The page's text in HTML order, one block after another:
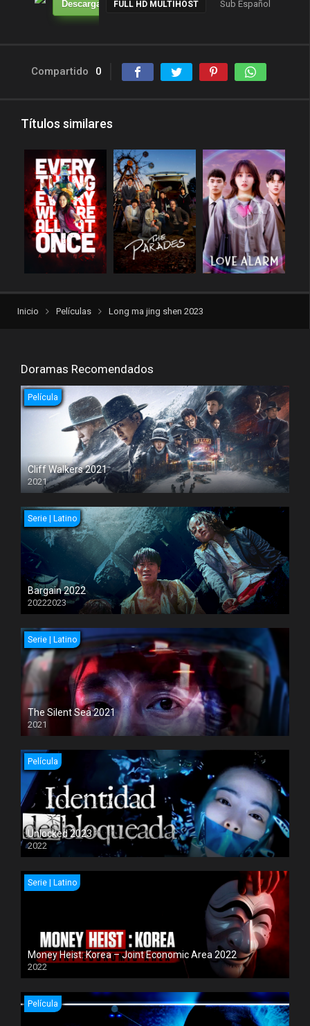
Descarga FULL HD MULTIHOST Sub Español
Compartido 0
Títulos similares
Inicio Películas Long ma jing shen 2023
Doramas Recomendados
Película
Cliff Walkers 2021
2021
Serie | Latino
Bargain 2022
20222023
Serie | Latino
The Silent Sea 2021
2021
Película
Unlocked 2023
2022
Serie | Latino
Money Heist: Korea – Joint Economic Area 2022
2022
Película